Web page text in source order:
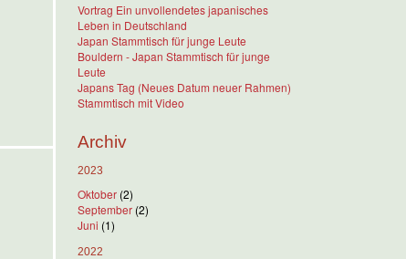
Vortrag Ein unvollendetes japanisches
Leben in Deutschland
Japan Stammtisch für junge Leute
Bouldern - Japan Stammtisch für junge
Leute
Japans Tag (Neues Datum neuer Rahmen)
Stammtisch mit Video
Archiv
2023
Oktober (2)
September (2)
Juni (1)
2022